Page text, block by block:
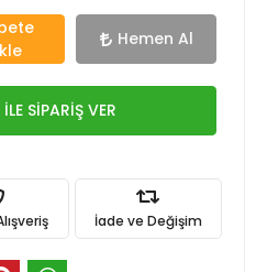
Hemen Al
SİPARİŞ VER
İade ve Değişim